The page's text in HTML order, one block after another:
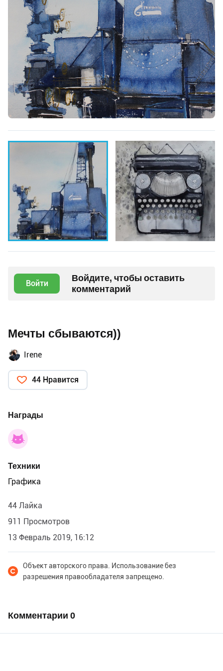
Войти
Войдите, чтобы оставить
комментарий
Мечты сбываются))
Irene
44 Нравится
Награды
Техники
Графика
44 Лайка
911 Просмотров
13 Февраль 2019, 16:12
Объект авторского права. Использование без
разрешения правообладателя запрещено.
Комментарии 0